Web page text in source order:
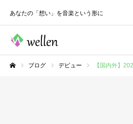
あなたの「想い」を音楽という形に
ブログ デビュー 【国内外】2023年